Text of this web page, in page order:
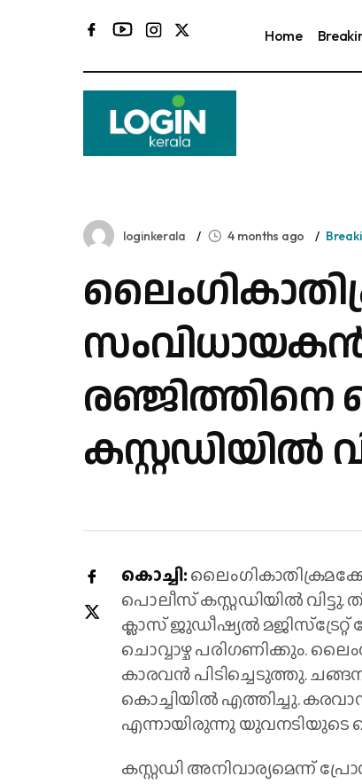
Home
loginkerala 4 months ago
കസ്റ്റഡിയിൽ
കൊച്ചി:
പൊലീസ് കസ്റ്റഡിയിൽ വിട്ടു.
ക്ലാസ് ജുഡീഷ്യൽ
ചൊവ്വാഴ്ച പരിഗണിക്കും.
കാരവൻ പിടിച്ചെടുത്തു.
കൊച്ചിയിൽ എത്തിച്ചു.
എന്നായിരുന്നു യുവനടിയുടെ
കസ്റ്റഡി അനിവാര്യമെന്ന്